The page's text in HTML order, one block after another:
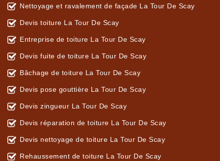
Nettoyage et ravalement de façade La Tour De Scay
Devis toiture La Tour De Scay
Entreprise de toiture La Tour De Scay
Devis fuite de toiture La Tour De Scay
Bâchage de toiture La Tour De Scay
Devis pose gouttière La Tour De Scay
Devis zingueur La Tour De Scay
Devis réparation de toiture La Tour De Scay
Devis nettoyage de toiture La Tour De Scay
Rehaussement de toiture La Tour De Scay